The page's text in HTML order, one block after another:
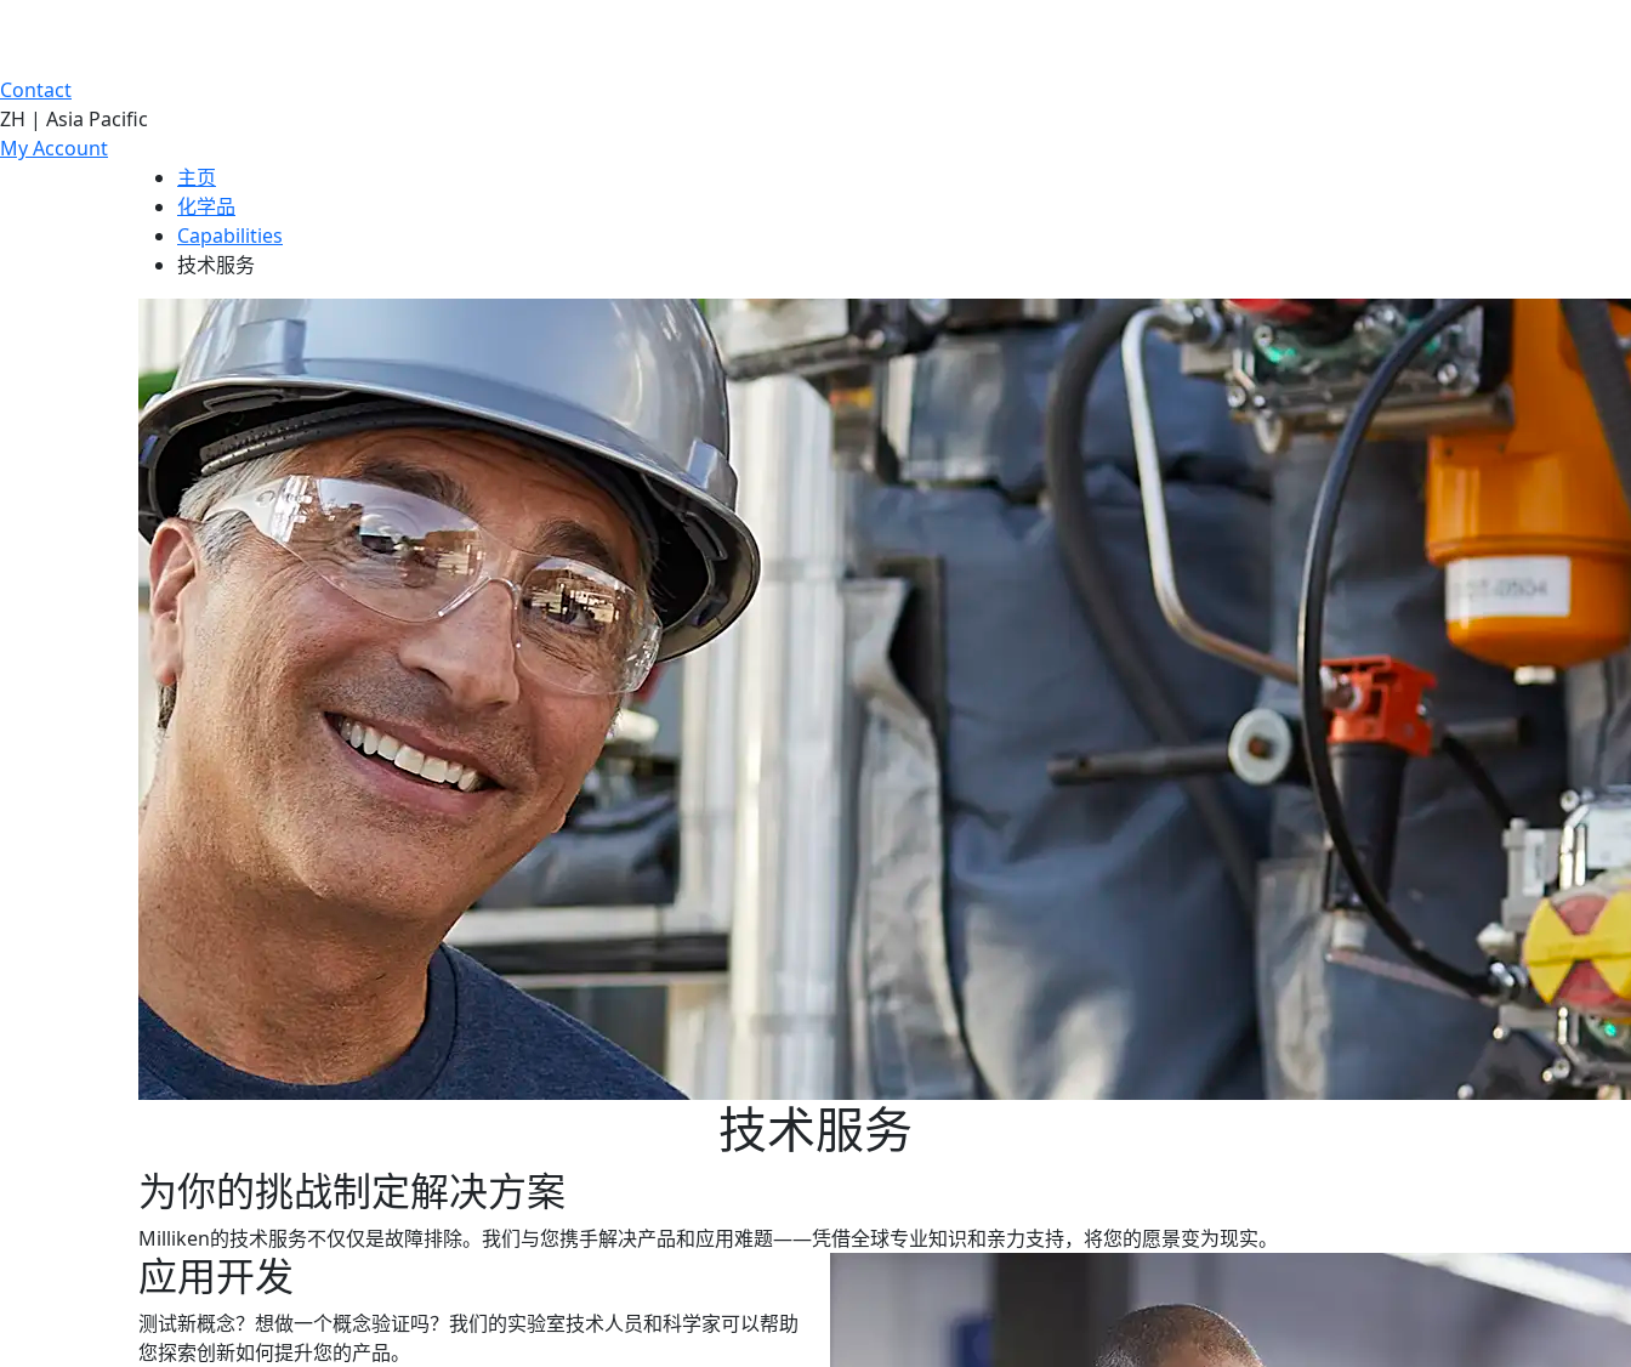
Contact
ZH | Asia Pacific
My Account
主页
化学品
Capabilities
技术服务
技术服务
为你的挑战制定解决方案
Milliken的技术服务不仅仅是故障排除。我们与您携手解决产品和应用难题——凭借全球专业知识和亲力支持，将您的愿景变为现实。
应用开发
测试新概念？想做一个概念验证吗？我们的实验室技术人员和科学家可以帮助
您探索创新如何提升您的产品。